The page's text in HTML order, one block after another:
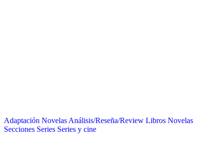
Adaptación Novelas Análisis/Reseña/Review Libros Novelas
Secciones Series Series y cine